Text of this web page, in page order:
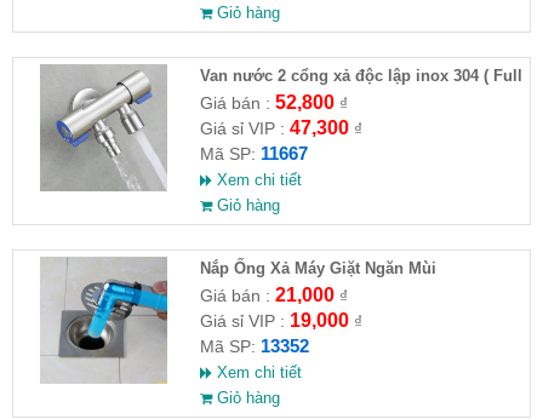
Giỏ hàng
Van nước 2 cổng xả độc lập inox 304 ( Full
VAT )
Giá bán : 52,800₫
Giá sỉ VIP : 47,300₫
Mã SP: 11667
Xem chi tiết
Giỏ hàng
Nắp Ống Xả Máy Giặt Ngăn Mùi
Giá bán : 21,000₫
Giá sỉ VIP : 19,000₫
Mã SP: 13352
Xem chi tiết
Giỏ hàng